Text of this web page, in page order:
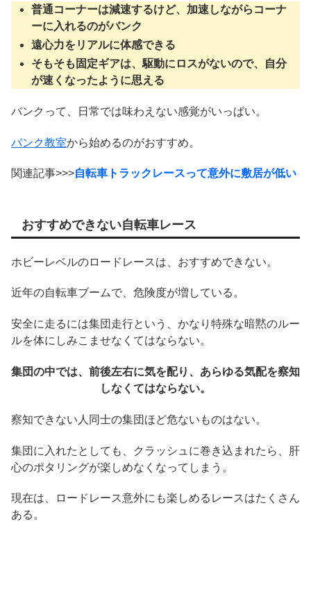
普通コーナーは減速するけど、加速しながらコーナ
ーに入れるのがバンク
遠心力をリアルに体感できる
そもそも固定ギアは、駆動にロスがないので、自分
が速くなったように思える
バンクって、日常では味わえない感覚がいっぱい。
バンク教室から始めるのがおすすめ。
関連記事>>>自転車トラックレースって意外に敷居が低い
おすすめできない自転車レース
ホビーレベルのロードレースは、おすすめできない。
近年の自転車ブームで、危険度が増している。
安全に走るには集団走行という、かなり特殊な暗黙のルー
ルを体にしみこませなくてはならない。
集団の中では、前後左右に気を配り、あらゆる気配を察知
しなくてはならない。
察知できない人同士の集団ほど危ないものはない。
集団に入れたとしても、クラッシュに巻き込まれたら、肝
心のポタリングが楽しめなくなってしまう。
現在は、ロードレース意外にも楽しめるレースはたくさん
ある。